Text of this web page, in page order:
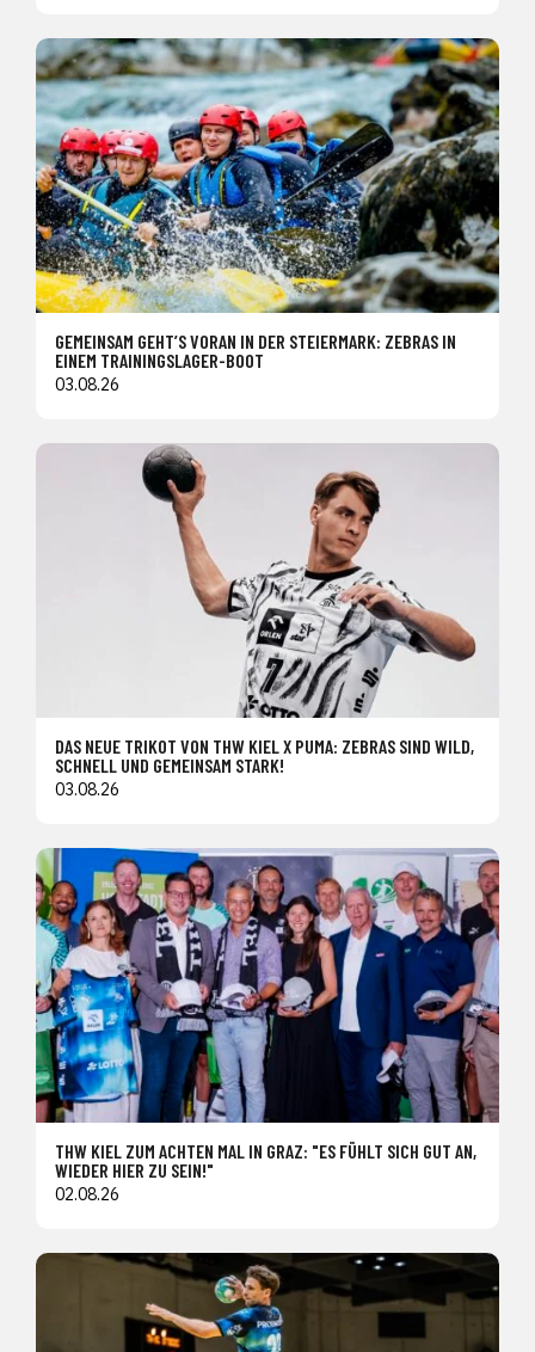
GEMEINSAM GEHT’S VORAN IN DER STEIERMARK: ZEBRAS IN
EINEM TRAININGSLAGER-BOOT
03.08.26
DAS NEUE TRIKOT VON THW KIEL X PUMA: ZEBRAS SIND WILD,
SCHNELL UND GEMEINSAM STARK!
03.08.26
THW KIEL ZUM ACHTEN MAL IN GRAZ: "ES FÜHLT SICH GUT AN,
WIEDER HIER ZU SEIN!"
02.08.26